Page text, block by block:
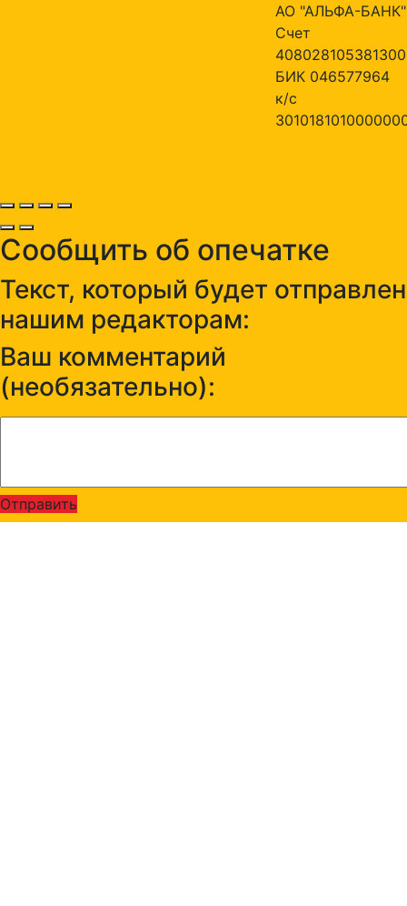
АО "АЛЬФА-БАНК"
Счет
БИК 046577964
к/с
Сообщить об опечатке
Текст, который будет отправлен
нашим редакторам:
Ваш комментарий
(необязательно):
Отправить